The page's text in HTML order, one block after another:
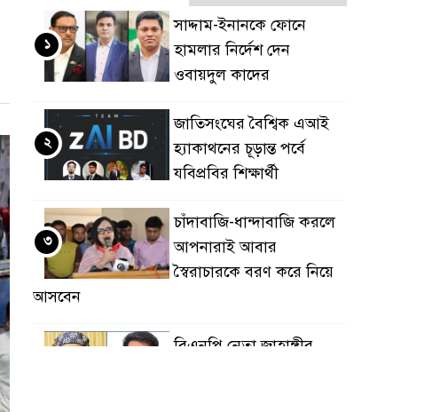
সাদ্দাম-ইনানকে ফোনে
হামলার নির্দেশ দেন
ওবায়দুল কাদের
১
জাতিসংঘের বৈশ্বিক এআই
হ্যাকাথনের চূড়ান্ত পর্বে
যবিপ্রবির শিক্ষার্থী
২
চাঁদাবাজি-ধান্দাবাজি করলে
আপনারাই আবার
স্বৈরাচারকে বরণ করে নিয়ে
আসবেন
৩
বিএনপি নেতা জাহাঙ্গীর